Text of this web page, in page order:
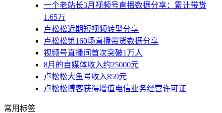
一个老站长3月视频号直播数据分享：累计带货
1.65万
卢松松近期短视频转型分享
卢松松第160场直播带货数据分享
视频号直播间首次突破1万人
8月的自媒体收入约25000元
卢松松大鱼号收入859元
卢松松博客获得增值电信业务经营许可证
常用标签